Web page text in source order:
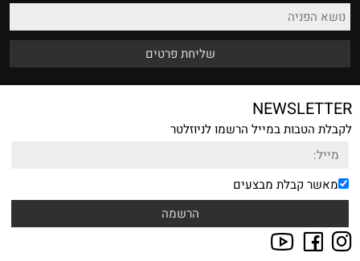
NEWSLETTER
לקבלת הטבות במייל הרשמו לניוזלטר
מאשר קבלת מבצעים